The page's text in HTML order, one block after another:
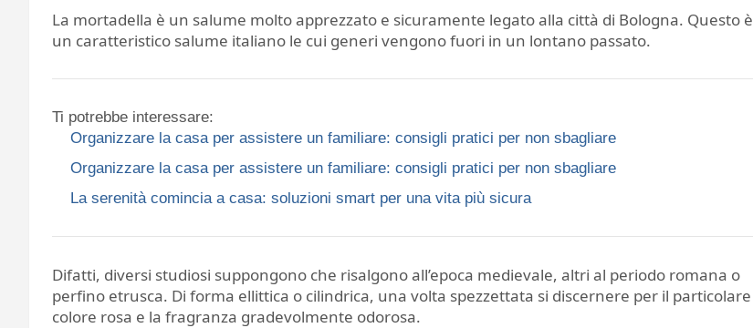
La mortadella è un salume molto apprezzato e sicuramente legato alla città di Bologna. Questo è
un caratteristico salume italiano le cui generi vengono fuori in un lontano passato.
Ti potrebbe interessare:
Organizzare la casa per assistere un familiare: consigli pratici per non sbagliare
Organizzare la casa per assistere un familiare: consigli pratici per non sbagliare
La serenità comincia a casa: soluzioni smart per una vita più sicura
Difatti, diversi studiosi suppongono che risalgono all’epoca medievale, altri al periodo romana o
perfino etrusca. Di forma ellittica o cilindrica, una volta spezzettata si discernere per il particolare
colore rosa e la fragranza gradevolmente odorosa.